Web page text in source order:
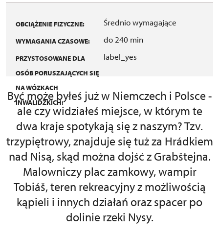
OBCIĄŻENIE FIZYCZNE: Średnio wymagające
WYMAGANIA CZASOWE: do 240 min
PRZYSTOSOWANE DLA
OSÓB PORUSZAJĄCYCH SIĘ
NA WÓZKACH
INWALIDZKICH:
label_yes
Być może byłeś już w Niemczech i Polsce -
ale czy widziałeś miejsce, w którym te
dwa kraje spotykają się z naszym? Tzv.
trzypiętrowy, znajduje się tuż za Hrádkiem
nad Nisą, skąd można dojść z Grabštejna.
Malowniczy plac zamkowy, wampir
Tobiáš, teren rekreacyjny z możliwością
kąpieli i innych działań oraz spacer po
dolinie rzeki Nysy.